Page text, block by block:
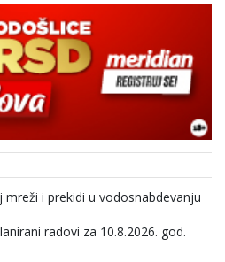
i prekidi u vodosnabdevanju
radovi za 10.8.2026. god.